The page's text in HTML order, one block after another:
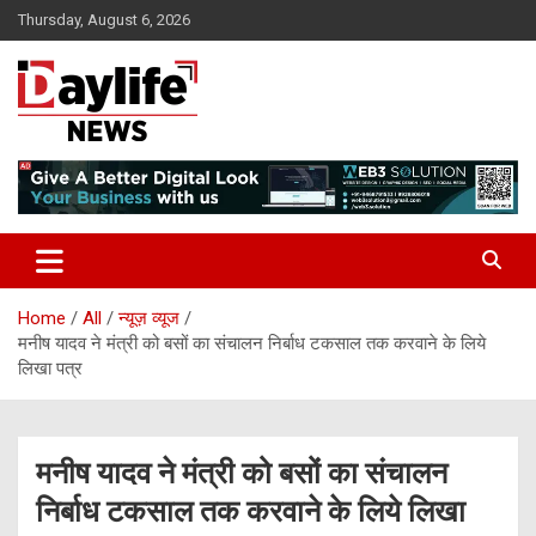
Skip
to
content
Thursday, August 6, 2026
daylifenews
Home All
न्यूज़ व्यूज
मनीष यादव ने मंत्री को बसों का संचालन निर्बाध टकसाल तक करवाने के लिये
लिखा पत्र
मनीष यादव ने मंत्री को बसों का संचालन
निर्बाध टकसाल तक करवाने के लिये लिखा